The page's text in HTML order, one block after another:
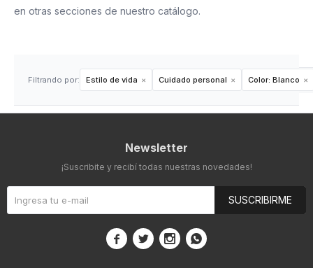
en otras secciones de nuestro catálogo.
Filtrando por: Estilo de vida Cuidado personal Color: Blanco
Newsletter
¡Suscribite y recibí todas nuestras novedades!
SUSCRIBIRME
   